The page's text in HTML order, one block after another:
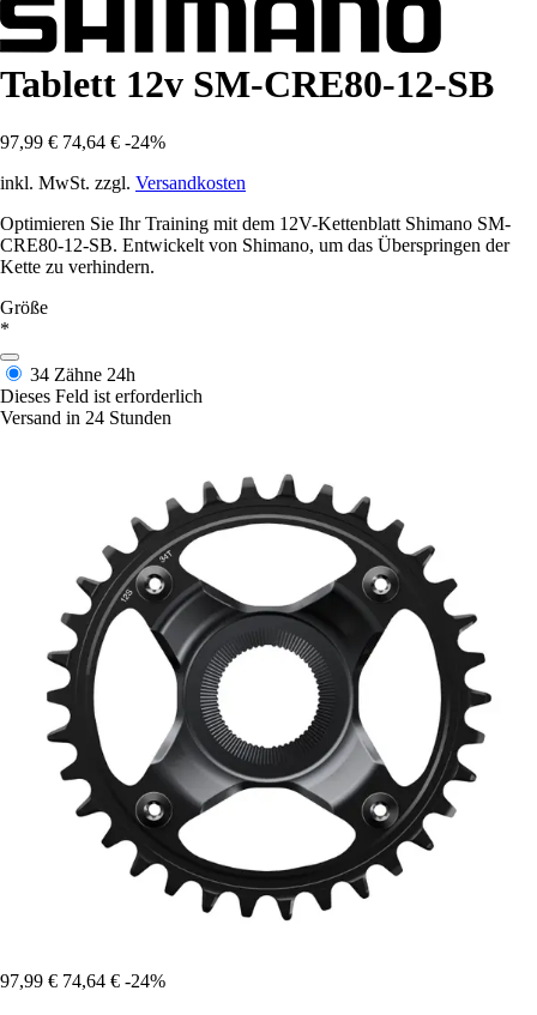
Tablett 12v SM-CRE80-12-SB
97,99 € 74,64 € -24%
inkl. MwSt. zzgl. Versandkosten
Optimieren Sie Ihr Training mit dem 12V-Kettenblatt Shimano SM-
CRE80-12-SB. Entwickelt von Shimano, um das Überspringen der
Kette zu verhindern.
Größe
*
34 Zähne 24h
Dieses Feld ist erforderlich
Versand in 24 Stunden
97,99 € 74,64 € -24%